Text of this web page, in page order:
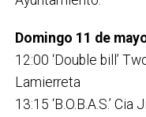
Domingo 11 de
12:00 ‘Double bill’
Lamierreta
13:15 ‘B.O.B.A.S.’